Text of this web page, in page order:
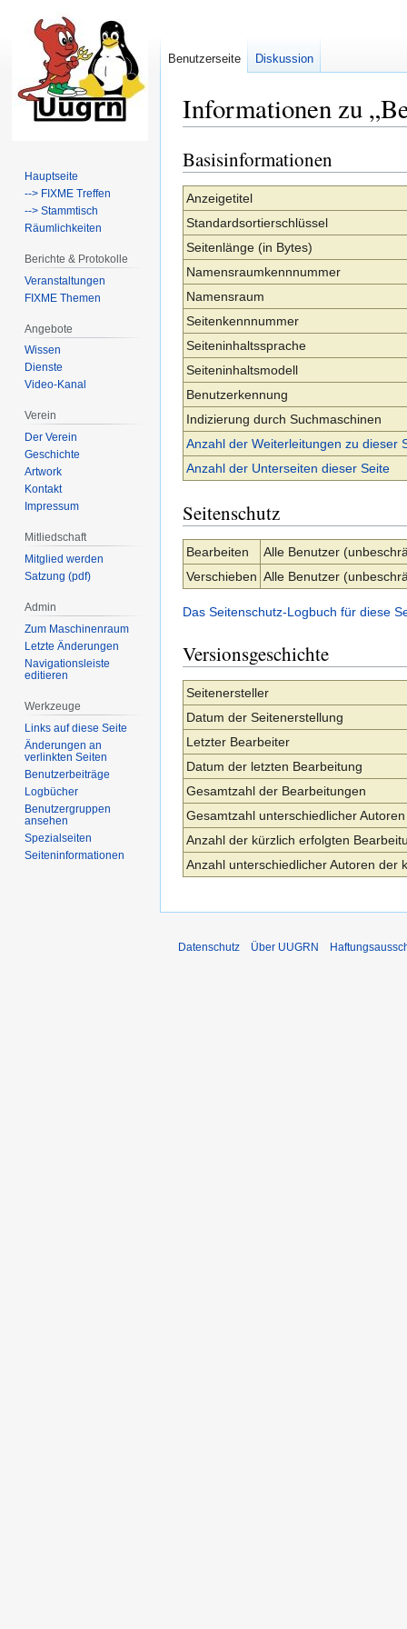
Informationen zu
Zur
Navigation
springen
Zur
Suche
springen
Basisinformationen
Anzeigetitel
Standardsortierschlüssel
Seitenlänge (in Bytes)
Namensraumkennnummer
Namensraum
Seitenkennnummer
Seiteninhaltssprache
Seiteninhaltsmodell
Benutzerkennung
Indizierung durch Suchmaschinen
Anzahl der Weiterleitungen zu dieser
Anzahl der Unterseiten dieser Seite
Seitenschutz
Bearbeiten
Alle Benutzer
Verschieben Alle Benutzer
Das Seitenschutz-Logbuch für diese
Versionsgeschichte
Seitenersteller
Datum der Seitenerstellung
Letzter Bearbeiter
Datum der letzten Bearbeitung
Gesamtzahl der Bearbeitungen
Gesamtzahl unterschiedlicher Autoren
Anzahl der kürzlich erfolgten
Anzahl unterschiedlicher Autoren der
Benutzerseite Diskussion
Hauptseite
--> FIXME Treffen
--> Stammtisch
Räumlichkeiten
Berichte & Protokolle
Veranstaltungen
FIXME Themen
Angebote
Wissen
Dienste
Video-Kanal
Verein
Der Verein
Geschichte
Artwork
Kontakt
Impressum
Mitliedschaft
Mitglied werden
Satzung (pdf)
Admin
Zum Maschinenraum
Letzte Änderungen
Navigationsleiste
editieren
Werkzeuge
Links auf diese Seite
Änderungen an
verlinkten Seiten
Benutzerbeiträge
Logbücher
Benutzergruppen
ansehen
Spezialseiten
Seiten­­informationen
Datenschutz Über UUGRN